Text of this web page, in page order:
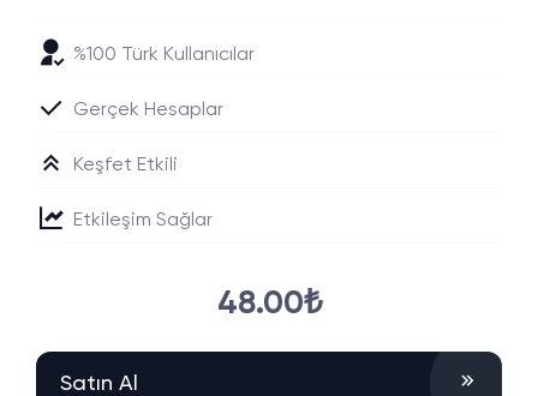
%100 Türk Kullanıcılar
Gerçek Hesaplar
Keşfet Etkili
Etkileşim Sağlar
48.00₺
Satın Al